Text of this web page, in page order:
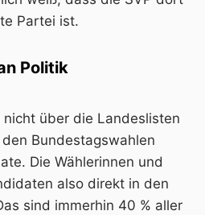
Partei ist.
Politik
über die Landeslisten
Bundestagswahlen
Die Wählerinnen und
also direkt in den
sind immerhin 40 % aller